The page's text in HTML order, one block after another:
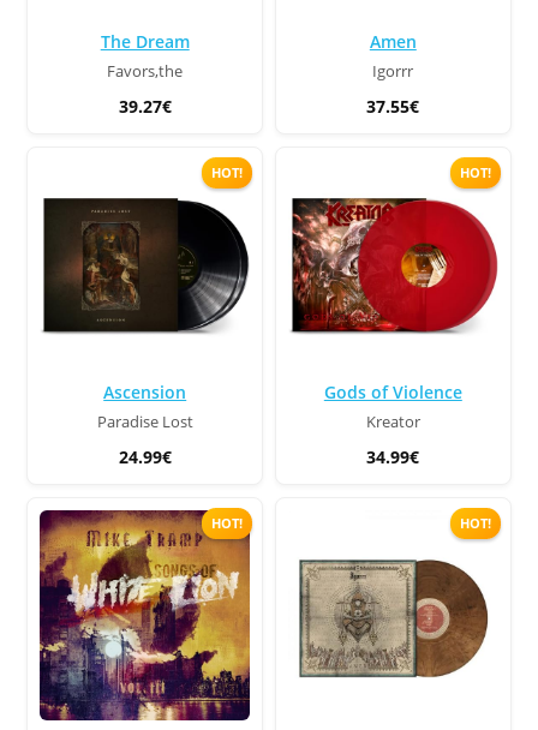
The Dream
Favors,the
39.27€
Amen
Igorrr
37.55€
HOT!
Ascension
Paradise Lost
24.99€
HOT!
Gods of Violence
Kreator
34.99€
HOT! HOT!